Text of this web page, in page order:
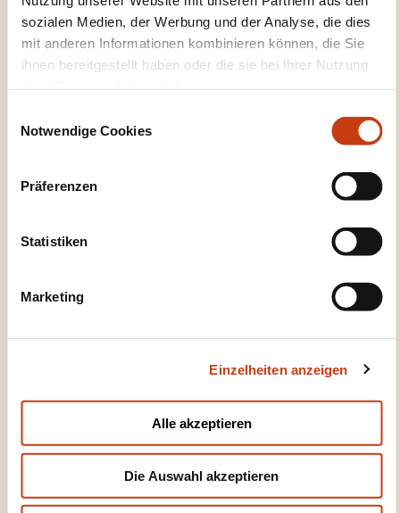
sozialen Medien, der Werbung und der Analyse, die dies
mit anderen Informationen kombinieren können, die Sie
ihnen bereitgestellt haben oder die sie bei Ihrer Nutzung
Notwendige Cookies
Präferenzen
Statistiken
Marketing
Einzelheiten anzeigen
Alle akzeptieren
Die Auswahl akzeptieren
House of Training
KÖNNTEN SIE INTERESSIEREN
EN
AUF ANFRAGE
Banken Versicherungen -